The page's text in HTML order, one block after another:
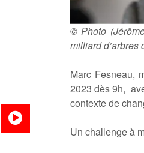
© Photo
milliard d’arbres
Marc Fesneau,
2023 dès 9h,
contexte de
Un challenge à